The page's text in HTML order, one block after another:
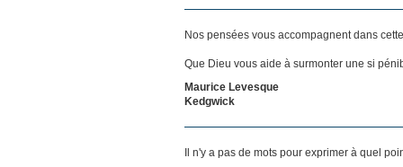
Nos pensées vous accompagnent dans
Que Dieu vous aide à surmonter une si
Maurice Levesque
Kedgwick
Il n'y a pas de mots pour exprimer à quel